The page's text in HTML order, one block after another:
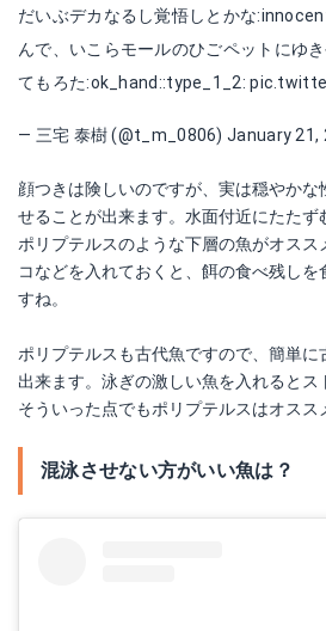
だいぶデカなるし覚悟しとかな
んで、いこらモールのひごペットにゆ
てもろた:ok_hand::type_1_2:
— 三宅 泰樹 (@t_m_0806) January 21,
顔つきは険しいのですが、実は穏やかな
せることが出来ます。水面付近にたたず
ポリプテルスのような下層の魚がオスス
コなどを入れておくと、餌の食べ残し
すね。
ポリプテルスも古代魚ですので、簡単
出来ます。泳ぎの激しい魚を入れるとス
そういった点でもポリプテルスはオスス
混泳させない方がいい魚は？